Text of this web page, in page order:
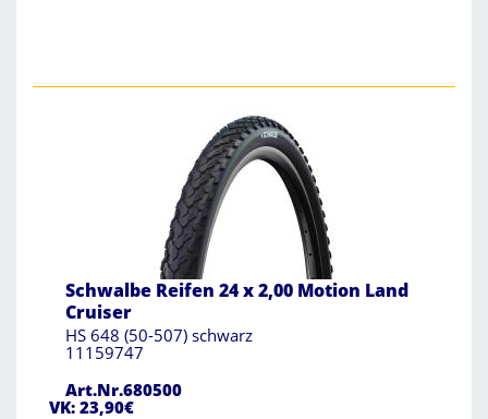
Schwalbe Reifen 24 x 2,00 Motion Land
Cruiser
HS 648 (50-507) schwarz
11159747
Art.Nr.680500
VK: 23,90€